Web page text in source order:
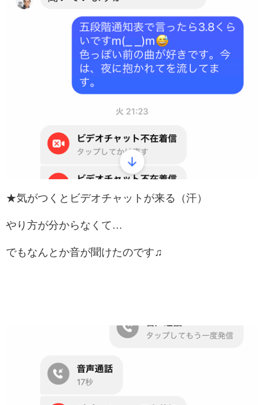
★気がつくとビデオチャットが来る（汗）
やり方が分からなくて…
でもなんとか音が聞けたのです♫